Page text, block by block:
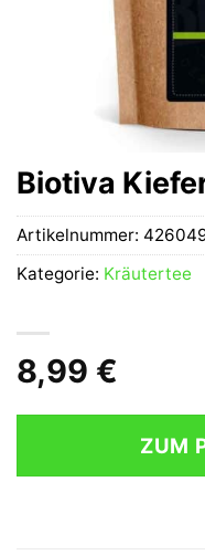
Biotiva
8,99 €
ZUM
Artikelnummer:
Kategorie: Kräutertee